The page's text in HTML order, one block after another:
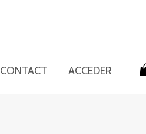
CONTACT ACCEDER